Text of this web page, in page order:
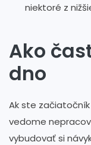
niektoré z
Ako
dno
Ak ste
vedome
vybudovať si